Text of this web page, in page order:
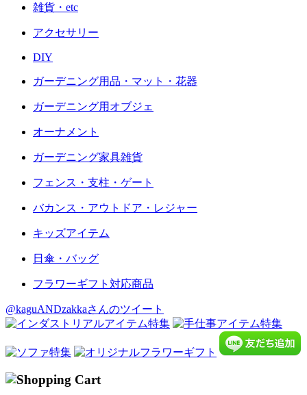
雑貨・etc
アクセサリー
DIY
ガーデニング用品・マット・花器
ガーデニング用オブジェ
オーナメント
ガーデニング家具雑貨
フェンス・支柱・ゲート
バカンス・アウトドア・レジャー
キッズアイテム
日傘・バッグ
フラワーギフト対応商品
@kaguANDzakkaさんのツイート